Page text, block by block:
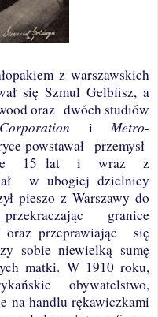
z warszawskich
się Szmul Gelbfisz, a
oraz dwóch studiów
i
Metro-
powstawał przemysł
15 lat i wraz
z
w ubogiej dzielnicy
pieszo z Warszawy do
granice
przeprawiając
się
sobie niewielką sumę
matki. W 1910 roku,
obywatelstwo,
na handlu rękawiczkami